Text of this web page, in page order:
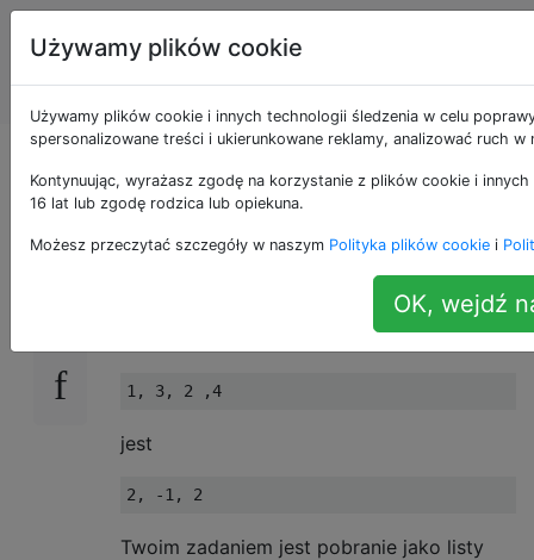
Programowanie
puzzli i Code
Golf
Sortuj listę różnic
jest
Twoim zadaniem jest pobranie jako listy
Używamy plików cookie
Używamy plików cookie i innych technologii śledzenia w celu
spersonalizowane treści i ukierunkowane reklamy, analizować ruch
Kontynuując, wyrażasz zgodę na korzystanie z plików cookie i
16 lat lub zgodę rodzica lub opiekuna.
Możesz przeczytać szczegóły w naszym Polityka plików cookie i
OK, wejdź